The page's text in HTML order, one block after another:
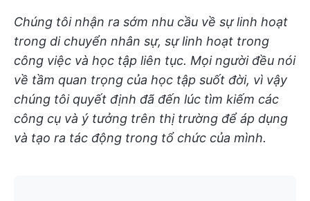
Chúng tôi nhận ra sớm nhu cầu về sự linh hoạt
trong di chuyển nhân sự, sự linh hoạt trong
công việc và học tập liên tục. Mọi người đều nói
về tầm quan trọng của học tập suốt đời, vì vậy
chúng tôi quyết định đã đến lúc tìm kiếm các
công cụ và ý tưởng trên thị trường để áp dụng
và tạo ra tác động trong tổ chức của mình.